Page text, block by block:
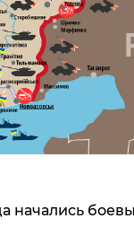
начались